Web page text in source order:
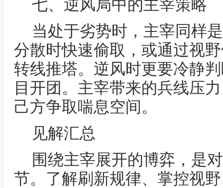
七、逆风局中的主宰策略
当处于劣势时，主宰同样
分散时快速偷取，或通过视
转线推塔。逆风时更要冷静
目开团。主宰带来的兵线压
己方争取喘息空间。
见解汇总
围绕主宰展开的博弈，是
节。了解刷新规律、掌控视